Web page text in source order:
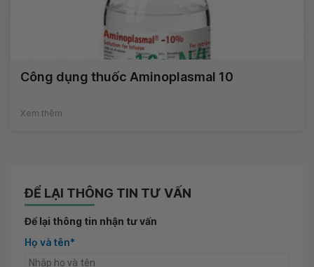
Công dụng thuốc Aminoplasmal 10
Xem thêm
ĐỂ LẠI THÔNG TIN TƯ VẤN
Để lại thông tin nhận tư vấn
Họ và tên*